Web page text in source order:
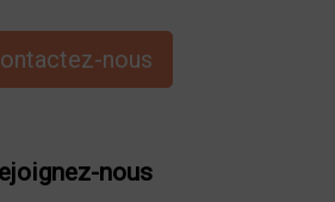
nous
nous